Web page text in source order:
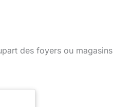
des foyers ou magasins